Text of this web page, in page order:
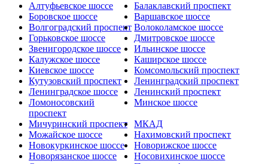
Алтуфьевское шоссе
Балаклавский проспект
Боровское шоссе
Варшавское шоссе
Волгоградский проспект Волоколамское шоссе
Горьковское шоссе
Дмитровское шоссе
Звенигородское шоссе
Ильинское шоссе
Калужское шоссе
Каширское шоссе
Киевское шоссе
Комсомольский проспект
Кутузовский проспект
Ленинградский проспект
Ленинградское шоссе
Ленинский проспект
Ломоносовский
проспект
Минское шоссе
Мичуринский проспект
МКАД
Можайское шоссе
Нахимовский проспект
Новокуркинское шоссе
Новорижское шоссе
Новорязанское шоссе
Носовихинское шоссе